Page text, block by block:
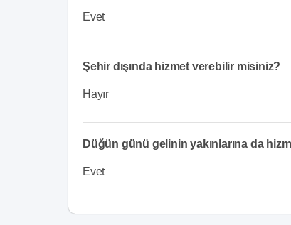
Evet
Şehir dışında hizmet verebilir misiniz?
Hayır
Düğün günü gelinin yakınlarına da
Evet